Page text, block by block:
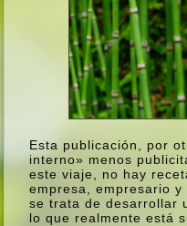
Esta publicación, por
interno» menos
este viaje, no hay
empresa, empresario y
se trata de desarrollar
lo que realmente está